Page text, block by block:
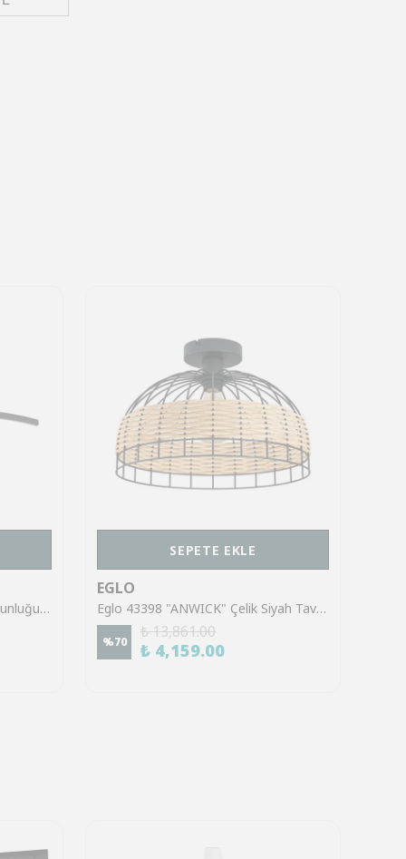
Eglo 901216 "AIETA" 72 Cm Uzunluğunda Çelik Siyah Fırçalanmış Pirinç Tavan Armatürü
SEPETE EKLE
EGLO
Eglo 43398 "ANWICK" Çelik Siyah Tavan Armatürü
%70
₺ 13,861.00
₺ 4,159.00